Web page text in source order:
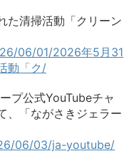
清掃活動「クリーン
06/01/2026年5月31
動「ク/
プ公式YouTubeチャ
、「ながさきジェラー
06/03/ja-youtube/